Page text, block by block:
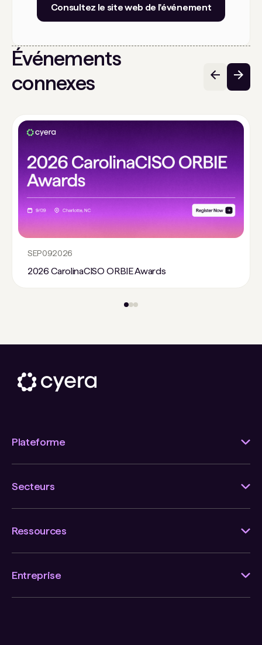
Consultez le site web de l'événement
Événements
connexes
SEP092026
2026 CarolinaCISO ORBIE Awards
Plateforme
Secteurs
Ressources
Entreprise